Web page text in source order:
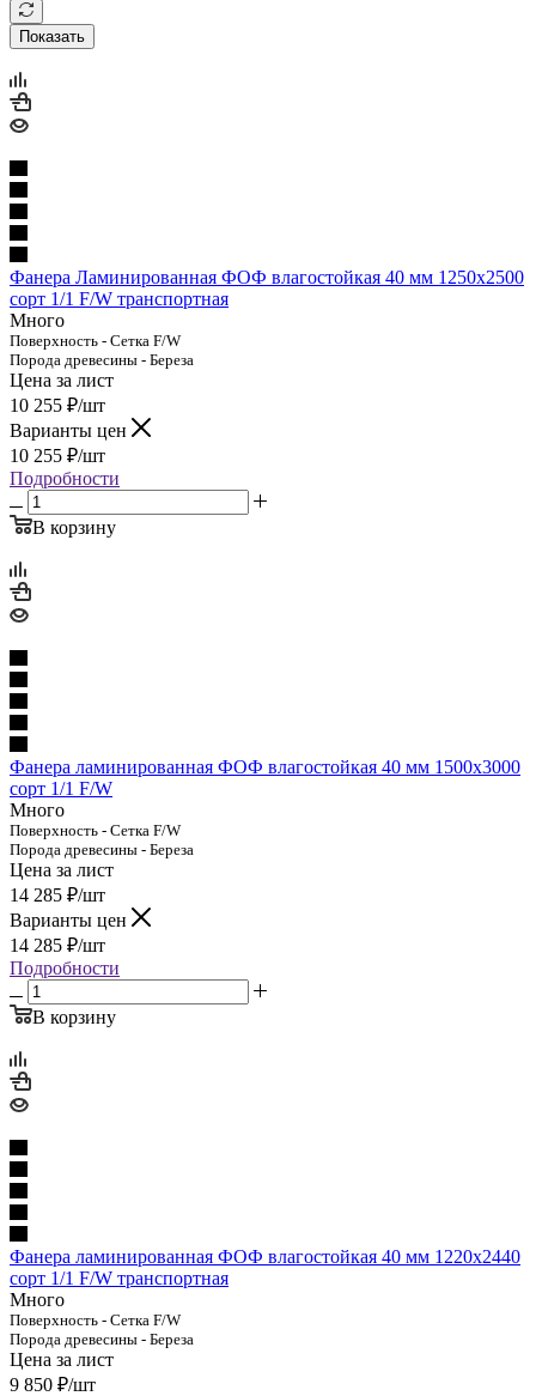
Показать
Фанера Ламинированная ФОФ влагостойкая 40 мм 1250х2500
сорт 1/1 F/W транспортная
Много
Поверхность - Сетка F/W
Порода древесины - Береза
Цена за лист
10 255 ₽/шт
Варианты цен
10 255 ₽/шт
Подробности
В корзину
Фанера ламинированная ФОФ влагостойкая 40 мм 1500х3000
сорт 1/1 F/W
Много
Поверхность - Сетка F/W
Порода древесины - Береза
Цена за лист
14 285 ₽/шт
Варианты цен
14 285 ₽/шт
Подробности
В корзину
Фанера ламинированная ФОФ влагостойкая 40 мм 1220х2440
сорт 1/1 F/W транспортная
Много
Поверхность - Сетка F/W
Порода древесины - Береза
Цена за лист
9 850 ₽/шт